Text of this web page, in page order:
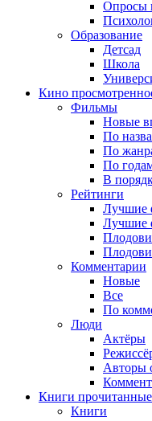
Опросы
Образование
Детсад
Школа
Кино
Фильмы
Новые
По
По
По
В
Рейтинги
Лучшие
Лучшие
Комментарии
Новые
Все
По
Люди
Актёры
Авторы
Книги прочитанные
Книги